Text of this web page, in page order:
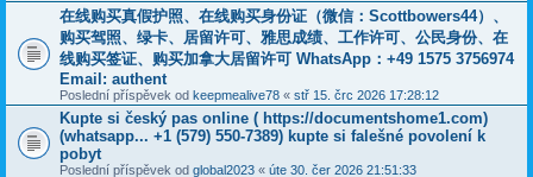
在线购买真假护照、在线购买身份证（微信：Scottbowers44）、
购买驾照、绿卡、居留许可、雅思成绩、工作许可、公民身份、在
线购买签证、购买加拿大居留许可 WhatsApp：+49 1575 3756974
Email: authent
Poslední příspěvek od keepmealive78 « stř 15. črc 2026 17:28:12
Kupte si český pas online ( https://documentshome1.com)
(whatsapp... +1 (579) 550-7389) kupte si falešné povolení k
pobyt
Poslední příspěvek od global2023 « úte 30. čer 2026 21:51:33